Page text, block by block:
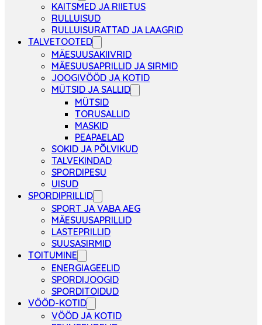
KAITSMED JA RIIETUS
RULLUISUD
RULLUISURATTAD JA LAAGRID
TALVETOOTED
MÄESUUSAKIIVRID
MÄESUUSAPRILLID JA SIRMID
JOOGIVÖÖD JA KOTID
MÜTSID JA SALLID
MÜTSID
TORUSALLID
MASKID
PEAPAELAD
SOKID JA PÕLVIKUD
TALVEKINDAD
SPORDIPESU
UISUD
SPORDIPRILLID
SPORT JA VABA AEG
MÄESUUSAPRILLID
LASTEPRILLID
SUUSASIRMID
TOITUMINE
ENERGIAGEELID
SPORDIJOOGID
SPORDITOIDUD
VÖÖD-KOTID
VÖÖD JA KOTID